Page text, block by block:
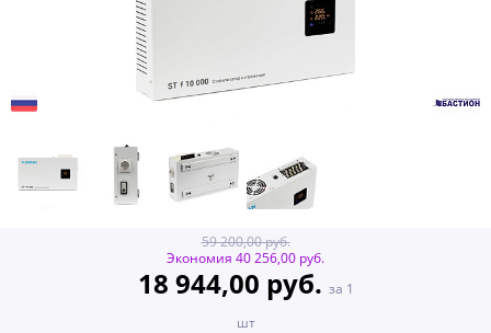
59 200,00 руб.
Экономия 40 256,00 руб.
18 944,00 руб. за 1
шт